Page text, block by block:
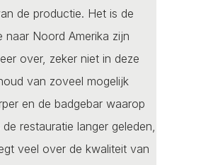
de productie. Het is de
Noord Amerika zijn
over, zeker niet in deze
van zoveel mogelijk
en de badgebar waarop
restauratie langer geleden,
veel over de kwaliteit van